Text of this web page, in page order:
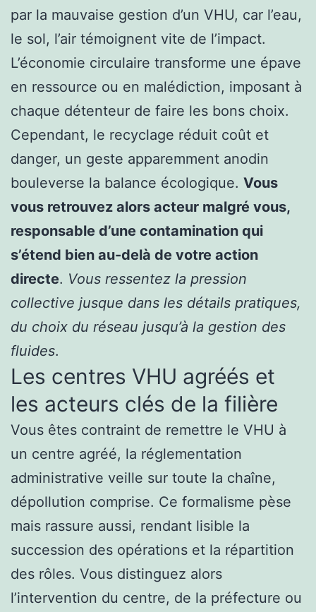
par la mauvaise gestion d’un VHU, car l’eau,
le sol, l’air témoignent vite de l’impact.
L’économie circulaire transforme une épave
en ressource ou en malédiction, imposant à
chaque détenteur de faire les bons choix.
Cependant, le recyclage réduit coût et
danger, un geste apparemment anodin
bouleverse la balance écologique. Vous
vous retrouvez alors acteur malgré vous,
responsable d’une contamination qui
s’étend bien au-delà de votre action
directe. Vous ressentez la pression
collective jusque dans les détails pratiques,
du choix du réseau jusqu’à la gestion des
fluides.
Les centres VHU agréés et
les acteurs clés de la filière
Vous êtes contraint de remettre le VHU à
un centre agréé, la réglementation
administrative veille sur toute la chaîne,
dépollution comprise. Ce formalisme pèse
mais rassure aussi, rendant lisible la
succession des opérations et la répartition
des rôles. Vous distinguez alors
l’intervention du centre, de la préfecture ou